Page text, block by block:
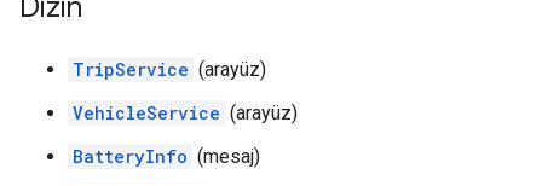
Dizin
TripService (arayüz)
VehicleService (arayüz)
BatteryInfo (mesaj)